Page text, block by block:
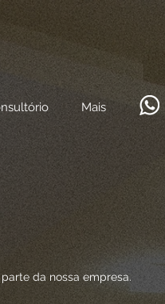
Mais
da nossa empresa.